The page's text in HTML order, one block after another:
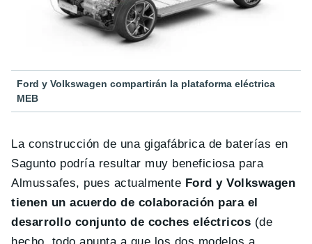
Ford y Volkswagen compartirán la plataforma eléctrica
MEB
La construcción de una gigafábrica de baterías en
Sagunto podría resultar muy beneficiosa para
Almussafes, pues actualmente Ford y Volkswagen
tienen un acuerdo de colaboración para el
desarrollo conjunto de coches eléctricos (de